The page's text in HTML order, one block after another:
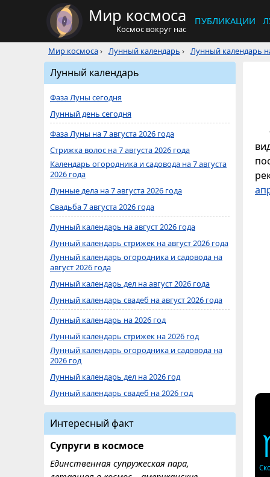
Мир космоса
Космос вокруг нас
ПУБЛИКАЦИИ
Мир космоса› Лунный календарь › Лунный календарь
Лунный календарь
Фаза Луны сегодня
Лунный день сегодня
Фаза Луны на 7 августа 2026 года
Стрижка волос на 7 августа 2026 года
Календарь огородника и садовода на 7 августа
2026 года
Лунные дела на 7 августа 2026 года
Свадьба 7 августа 2026 года
Лунный календарь на август 2026 года
Лунный календарь стрижек на август 2026 года
Лунный календарь огородника и садовода на
август 2026 года
Лунный календарь дел на август 2026 года
Лунный календарь свадеб на август 2026 года
Лунный календарь на 2026 год
Лунный календарь стрижек на 2026 год
Лунный календарь огородника и садовода на
2026 год
Лунный календарь дел на 2026 год
Лунный календарь свадеб на 2026 год
Интересный факт
Супруги в космосе
Единственная супружеская пара,